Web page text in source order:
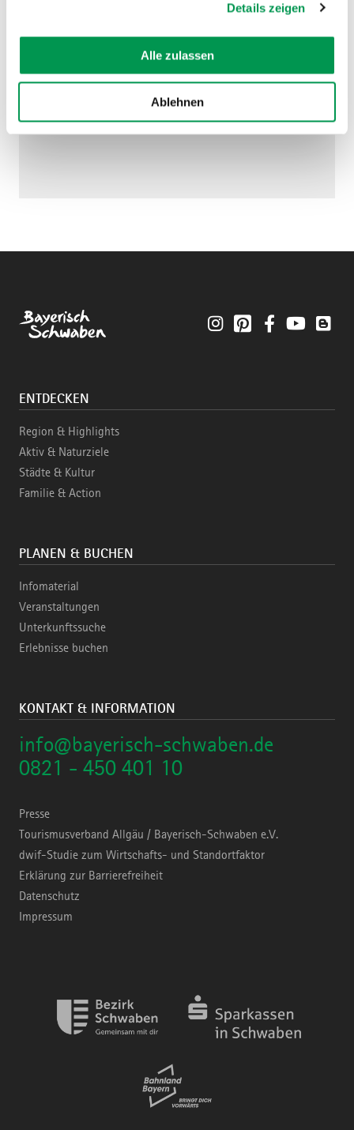
Details zeigen
Alle zulassen
Ablehnen
InstagramPinterestFacebookYouTube
ENTDECKEN
Region & Highlights
Aktiv & Naturziele
Städte & Kultur
Familie & Action
PLANEN & BUCHEN
Infomaterial
Veranstaltungen
Unterkunftssuche
Erlebnisse buchen
KONTAKT & INFORMATION
info@bayerisch-schwaben.de
0821 - 450 401 10
Presse
Tourismusverband Allgäu / Bayerisch-Schwaben e.V.
dwif-Studie zum Wirtschafts- und Standortfaktor
Erklärung zur Barrierefreiheit
Datenschutz
Impressum